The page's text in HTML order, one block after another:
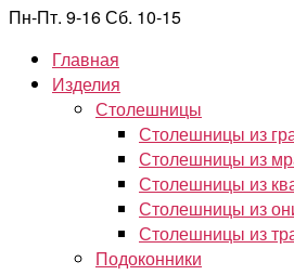
Пн-Пт. 9-16 Сб. 10-15
Главная
Изделия
Столешницы
Столешницы из
Столешницы из
Столешницы из
Столешницы из
Столешницы из
Подоконники